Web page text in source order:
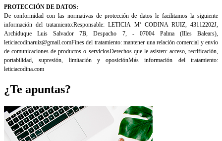
vacío.
favor,
deja
este
campo
vacío.
PROTECCIÓN DE DATOS:
De conformidad con las normativas de protección de datos le facilitamos la siguiente
información del tratamiento:Responsable: LETICIA Mª CODINA RUIZ, 43112202J,
Archiduque Luis Salvador 7B, Despacho 7, - 07004 Palma (Illes Balears),
leticiacodinaruiz@gmail.comFines del tratamiento: mantener una relación comercial y envío
de comunicaciones de productos o serviciosDerechos que le asisten: acceso, rectificación,
portabilidad, supresión, limitación y oposiciónMás información del tratamiento:
leticiacodina.com
¿Te apuntas?